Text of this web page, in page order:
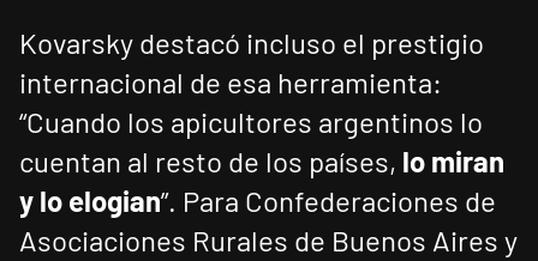
Kovarsky destacó incluso el prestigio
internacional de esa herramienta:
“Cuando los apicultores argentinos lo
cuentan al resto de los países, lo miran
y lo elogian”. Para Confederaciones de
Asociaciones Rurales de Buenos Aires y